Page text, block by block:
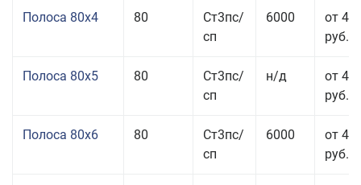
Полоса 80x4 80
Ст3пс/
сп
6000
от 42
руб.
Полоса 80x5 80
Ст3пс/
сп
н/д
от 43
руб.
Полоса 80x6 80
Ст3пс/
сп
6000
от 42
руб.